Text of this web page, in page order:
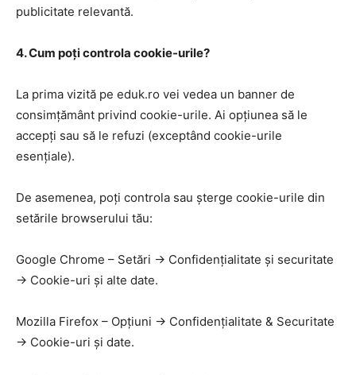
publicitate relevantă.
4. Cum poți controla cookie-urile?
La prima vizită pe eduk.ro vei vedea un banner de
consimțământ privind cookie-urile. Ai opțiunea să le
accepți sau să le refuzi (exceptând cookie-urile
esențiale).
De asemenea, poți controla sau șterge cookie-urile din
setările browserului tău:
Google Chrome – Setări → Confidențialitate și securitate
→ Cookie-uri și alte date.
Mozilla Firefox – Opțiuni → Confidențialitate & Securitate
→ Cookie-uri și date.